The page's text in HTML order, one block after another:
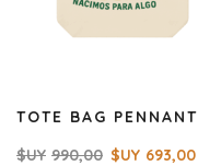
TOTE BAG PENNANT
$UY 990,00 $UY 693,00